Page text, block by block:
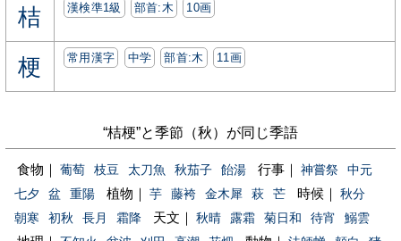
桔 漢検準1級 部首:⽊ 10画
梗 常用漢字 中学 部首:⽊ 11画
“桔梗”と季節（秋）が同じ季語
食物｜ 葡萄 枝豆 太刀魚 秋茄子 飴湯 行事｜ 神嘗祭
中元
七夕
盆 重陽 植物｜ 芋 藤袴 金木犀 萩 芒 時候｜
秋分
朝寒
初秋 長月 霜降 天文｜ 秋晴 露霜 菊日和 待宵 鰯雲